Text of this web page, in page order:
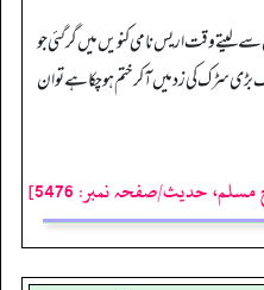
وقت اریس نامی کنویں میں گر گئی جو
سڑک کی زد میں آ کر ختم ہو چکا ہے تو ان
حدیث/صفحہ نمبر: 5476]